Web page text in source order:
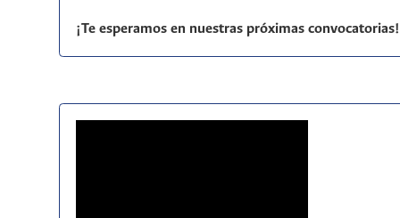
¡Te esperamos en nuestras próximas